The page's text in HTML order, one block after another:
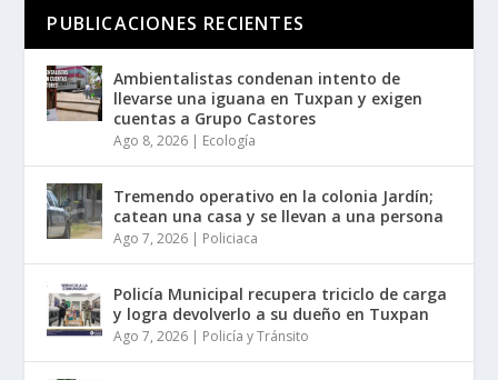
PUBLICACIONES RECIENTES
Ambientalistas condenan intento de
llevarse una iguana en Tuxpan y exigen
cuentas a Grupo Castores
Ago 8, 2026 | Ecología
Tremendo operativo en la colonia Jardín;
catean una casa y se llevan a una persona
Ago 7, 2026 | Policiaca
Policía Municipal recupera triciclo de carga
y logra devolverlo a su dueño en Tuxpan
Ago 7, 2026 | Policía y Tránsito